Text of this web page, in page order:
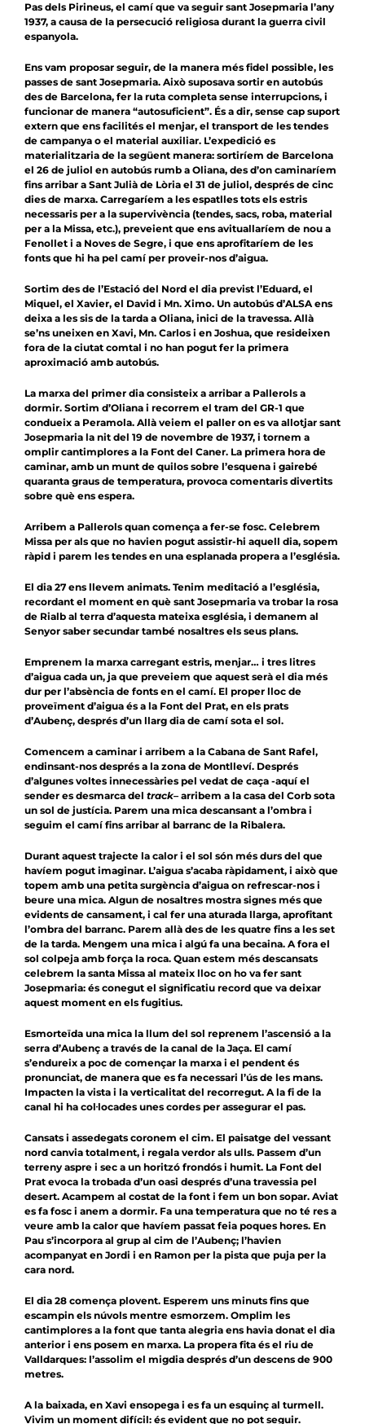
Pas dels Pirineus, el camí que va seguir sant Josepmaria l’any
1937, a causa de la persecució religiosa durant la guerra civil
espanyola.
Ens vam proposar seguir, de la manera més fidel possible, les
passes de sant Josepmaria. Això suposava sortir en autobús
des de Barcelona, ​​fer la ruta completa sense interrupcions, i
funcionar de manera “autosuficient”. És a dir, sense cap suport
extern que ens facilités el menjar, el transport de les tendes
de campanya o el material auxiliar. L’expedició es
materialitzaria de la següent manera: sortiríem de Barcelona
el 26 de juliol en autobús rumb a Oliana, des d’on caminaríem
fins arribar a Sant Julià de Lòria el 31 de juliol, després de cinc
dies de marxa. Carregaríem a les espatlles tots els estris
necessaris per a la supervivència (tendes, sacs, roba, material
per a la Missa, etc.), preveient que ens avituallaríem de nou a
Fenollet i a Noves de Segre, i que ens aprofitaríem de les
fonts que hi ha pel camí per proveir-nos d’aigua.
Sortim des de l’Estació del Nord el dia previst l’Eduard, el
Miquel, el Xavier, el David i Mn. Ximo. Un autobús d’ALSA ens
deixa a les sis de la tarda a Oliana, inici de la travessa. Allà
se’ns uneixen en Xavi, Mn. Carlos i en Joshua, que resideixen
fora de la ciutat comtal i no han pogut fer la primera
aproximació amb autobús.
La marxa del primer dia consisteix a arribar a Pallerols a
dormir. Sortim d’Oliana i recorrem el tram del GR-1 que
condueix a Peramola. Allà veiem el paller on es va allotjar sant
Josepmaria la nit del 19 de novembre de 1937, i tornem a
omplir cantimplores a la Font del Caner. La primera hora de
caminar, amb un munt de quilos sobre l’esquena i gairebé
quaranta graus de temperatura, provoca comentaris divertits
sobre què ens espera.
Arribem a Pallerols quan comença a fer-se fosc. Celebrem
Missa per als que no havien pogut assistir-hi aquell dia, sopem
ràpid i parem les tendes en una esplanada propera a l’església.
El dia 27 ens llevem animats. Tenim meditació a l’església,
recordant el moment en què sant Josepmaria va trobar la rosa
de Rialb al terra d’aquesta mateixa església, i demanem al
Senyor saber secundar també nosaltres els seus plans.
Emprenem la marxa carregant estris, menjar… i tres litres
d’aigua cada un, ja que preveiem que aquest serà el dia més
dur per l’absència de fonts en el camí. El proper lloc de
proveïment d’aigua és a la Font del Prat, en els prats
d’Aubenç, després d’un llarg dia de camí sota el sol.
Comencem a caminar i arribem a la Cabana de Sant Rafel,
endinsant-nos després a la zona de Montlleví. Després
d’algunes voltes innecessàries pel vedat de caça -aquí el
sender es desmarca del track– arribem a la casa del Corb sota
un sol de justícia. Parem una mica descansant a l’ombra i
seguim el camí fins arribar al barranc de la Ribalera.
Durant aquest trajecte la calor i el sol són més durs del que
havíem pogut imaginar. L’aigua s’acaba ràpidament, i això que
topem amb una petita surgència d’aigua on refrescar-nos i
beure una mica. Algun de nosaltres mostra signes més que
evidents de cansament, i cal fer una aturada llarga, aprofitant
l’ombra del barranc. Parem allà des de les quatre fins a les set
de la tarda. Mengem una mica i algú fa una becaina. A fora el
sol colpeja amb força la roca. Quan estem més descansats
celebrem la santa Missa al mateix lloc on ho va fer sant
Josepmaria: és conegut el significatiu record que va deixar
aquest moment en els fugitius.
Esmorteïda una mica la llum del sol reprenem l’ascensió a la
serra d’Aubenç a través de la canal de la Jaça. El camí
s’endureix a poc de començar la marxa i el pendent és
pronunciat, de manera que es fa necessari l’ús de les mans.
Impacten la vista i la verticalitat del recorregut. A la fi de la
canal hi ha col·locades unes cordes per assegurar el pas.
Cansats i assedegats coronem el cim. El paisatge del vessant
nord canvia totalment, i regala verdor als ulls. Passem d’un
terreny aspre i sec a un horitzó frondós i humit. La Font del
Prat evoca la trobada d’un oasi després d’una travessia pel
desert. Acampem al costat de la font i fem un bon sopar. Aviat
es fa fosc i anem a dormir. Fa una temperatura que no té res a
veure amb la calor que havíem passat feia poques hores. En
Pau s’incorpora al grup al cim de l’Aubenç; l’havien
acompanyat en Jordi i en Ramon per la pista que puja per la
cara nord.
El dia 28 comença plovent. Esperem uns minuts fins que
escampin els núvols mentre esmorzem. Omplim les
cantimplores a la font que tanta alegria ens havia donat el dia
anterior i ens posem en marxa. La propera fita és el riu de
Valldarques: l’assolim el migdia després d’un descens de 900
metres.
A la baixada, en Xavi ensopega i es fa un esquinç al turmell.
Vivim un moment difícil: és evident que no pot seguir.